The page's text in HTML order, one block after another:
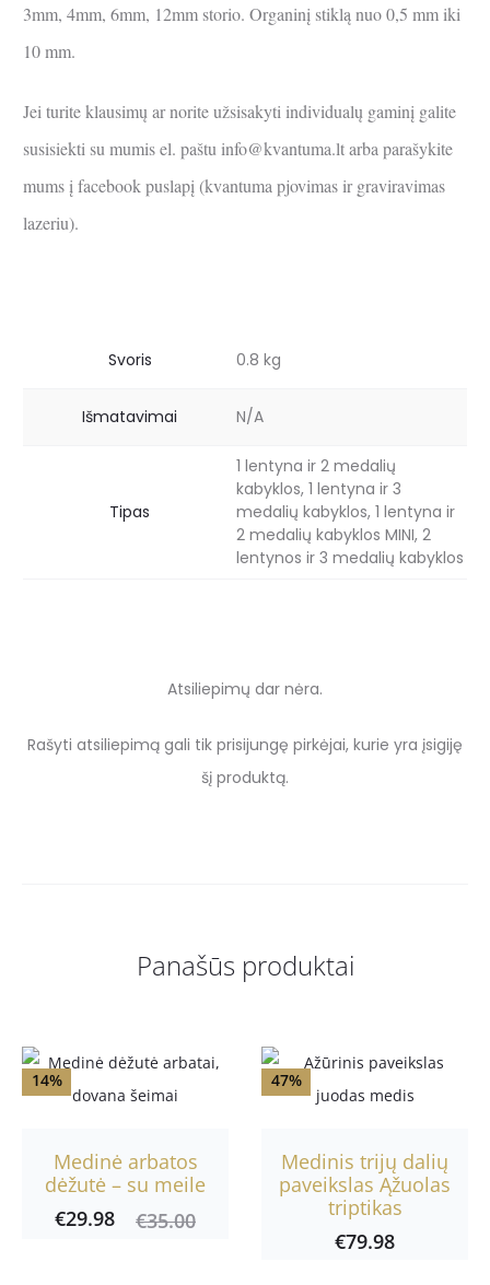
3mm, 4mm, 6mm, 12mm storio. Organinį stiklą nuo 0,5 mm iki
10 mm.
Jei turite klausimų ar norite užsisakyti individualų gaminį galite
susisiekti su mumis el. paštu info@kvantuma.lt arba parašykite
mums į facebook puslapį (kvantuma pjovimas ir graviravimas
lazeriu).
Svoris 0.8 kg
Išmatavimai N/A
Tipas
1 lentyna ir 2 medalių
kabyklos, 1 lentyna ir 3
medalių kabyklos, 1 lentyna ir
2 medalių kabyklos MINI, 2
lentynos ir 3 medalių kabyklos
A
i
m
Atsiliepimų dar nėra.
Rašyti atsiliepimą gali tik prisijungę pirkėjai, kurie yra įsigiję
šį produktą.
Panašūs produktai
14%
Medinė arbatos
dėžutė – su meile
€35.00
Original
€29.98
47%
Medinis trijų dalių
paveikslas Ąžuolas
triptikas
€79.98